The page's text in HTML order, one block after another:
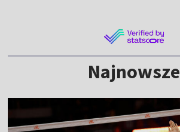
Najnowsze